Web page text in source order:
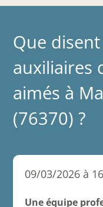
Que
auxiliaires
aimés à
(76370) ?
09/03/2026 à
Une équipe